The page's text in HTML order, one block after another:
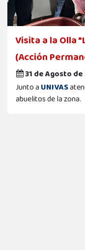
Visita a la Olla
(Acción
31 de Agosto
Junto a UNIVAS
abuelitos de la zona.